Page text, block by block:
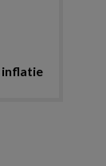
inflatie